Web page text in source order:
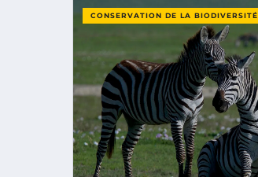
CONSERVATION DE LA BIODIVERSITÉ